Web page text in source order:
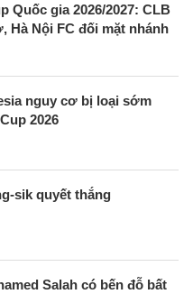
Quốc gia 2026/2027: CLB
Hà Nội FC đối mặt nhánh
nguy cơ bị loại sớm
2026
sik quyết thắng
Salah có bến đỗ bất